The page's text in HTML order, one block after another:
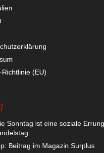
(EU)
Sonntag ist eine soziale
Beitrag im Magazin Surplus